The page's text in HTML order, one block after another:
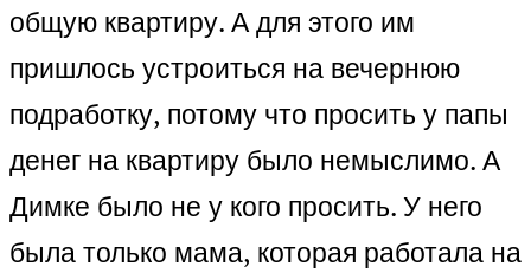
общую квартиру. А для этого им
пришлось устроиться на вечернюю
подработку, потому что просить у папы
денег на квартиру было немыслимо. А
Димке было не у кого просить. У него
была только мама, которая работала на